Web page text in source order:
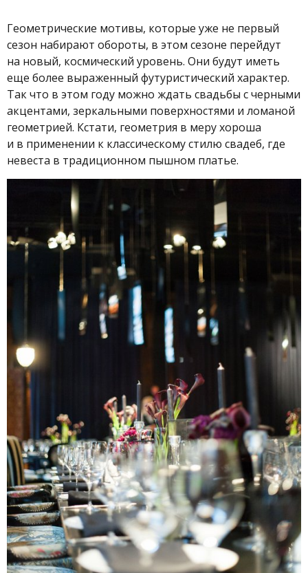
Геометрические мотивы, которые уже не первый
сезон набирают обороты, в этом сезоне перейдут
на новый, космический уровень. Они будут иметь
еще более выраженный футуристический характер.
Так что в этом году можно ждать свадьбы с черными
акцентами, зеркальными поверхностями и ломаной
геометрией. Кстати, геометрия в меру хороша
и в применении к классическому стилю свадеб, где
невеста в традиционном пышном платье.